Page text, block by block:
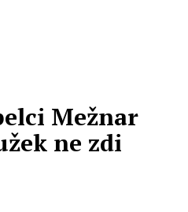
Mežnar
ne zdi